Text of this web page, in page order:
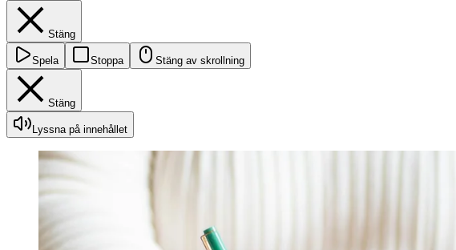
Stäng
Spela Stoppa Stäng av skrollning
Stäng
Lyssna på innehållet